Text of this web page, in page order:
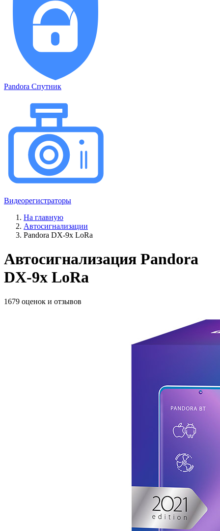
Pandora Спутник
Видеорегистраторы
На главную
Автосигнализации
Pandora DX-9x LoRa
Автосигнализация Pandora
DX-9x LoRa
1679 оценок и отзывов